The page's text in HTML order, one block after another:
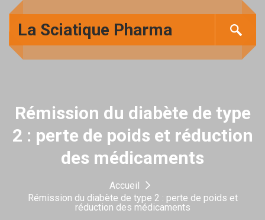
La Sciatique Pharma
Rémission du diabète de type
2 : perte de poids et réduction
des médicaments
Accueil
Rémission du diabète de type 2 : perte de poids et
réduction des médicaments